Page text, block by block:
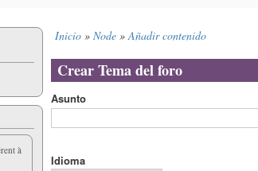
enlaces
de
ayuda
la
Inicio Node Añadir contenido
Crear Tema del foro
Asunto
Idioma
à